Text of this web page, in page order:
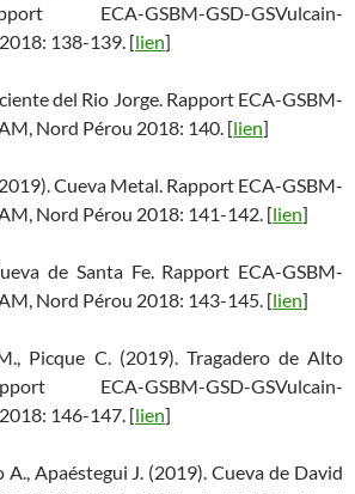
ECA-GSBM-GSD-GSVulcain-
138-139. [lien]
del Rio Jorge. Rapport ECA-GSBM-
Nord Pérou 2018: 140. [lien]
Cueva Metal. Rapport ECA-GSBM-
Nord Pérou 2018: 141-142. [lien]
de Santa Fe. Rapport ECA-GSBM-
Nord Pérou 2018: 143-145. [lien]
Picque C. (2019). Tragadero de Alto
ECA-GSBM-GSD-GSVulcain-
146-147. [lien]
A., Apaéstegui J. (2019). Cueva de David